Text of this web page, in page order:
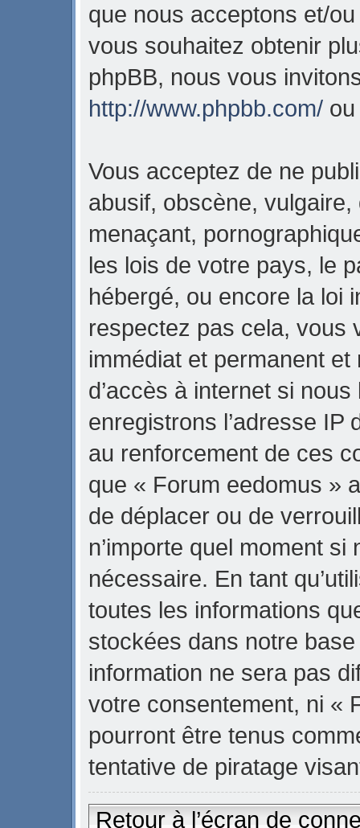
que nous acceptons et/
vous souhaitez obtenir
phpBB, nous vous
http://www.phpbb.com/
Vous acceptez de ne
abusif, obscène,
menaçant,
les lois de votre pays, le
hébergé, ou encore la loi
respectez pas cela, vous
immédiat et permanent
d’accès à internet si
enregistrons l’adresse IP
au renforcement de ces
que « Forum eedomus »
de déplacer ou de
n’importe quel moment
nécessaire. En tant
toutes les informations
stockées dans notre
information ne sera pas
votre consentement, ni «
pourront être tenus
tentative de piratage
Retour à l’écran de